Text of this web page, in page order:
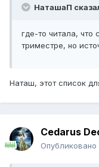
НаташаП
где-то читала, что
триместре, но
Наташ, этот список
Cedarus
Опубликовано